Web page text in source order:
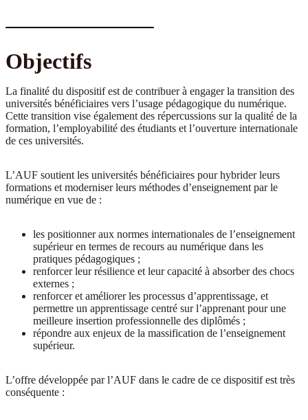
Objectifs
La finalité du dispositif est de contribuer à engager la transition des
universités bénéficiaires vers l’usage pédagogique du numérique.
Cette transition vise également des répercussions sur la qualité de la
formation, l’employabilité des étudiants et l’ouverture internationale
de ces universités.
L’AUF soutient les universités bénéficiaires pour hybrider leurs
formations et moderniser leurs méthodes d’enseignement par le
numérique en vue de :
les positionner aux normes internationales de l’enseignement
supérieur en termes de recours au numérique dans les
pratiques pédagogiques ;
renforcer leur résilience et leur capacité à absorber des chocs
externes ;
renforcer et améliorer les processus d’apprentissage, et
permettre un apprentissage centré sur l’apprenant pour une
meilleure insertion professionnelle des diplômés ;
répondre aux enjeux de la massification de l’enseignement
supérieur.
L’offre développée par l’AUF dans le cadre de ce dispositif est très
conséquente :